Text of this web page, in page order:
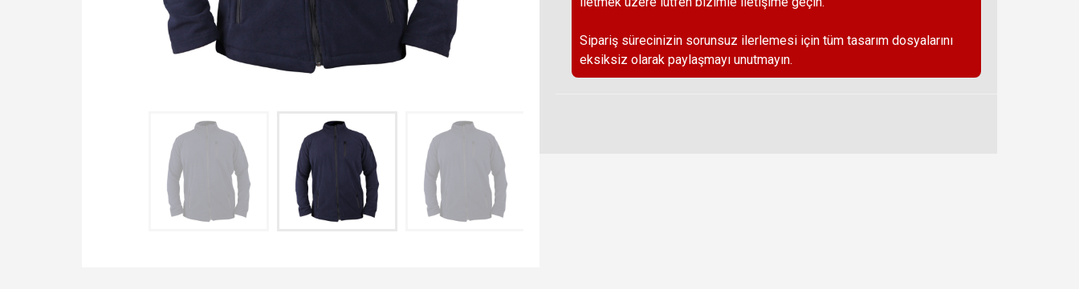
Sipariş sürecinizin sorunsuz ilerlemesi için tüm tasarım dosyalarını
eksiksiz olarak paylaşmayı unutmayın.